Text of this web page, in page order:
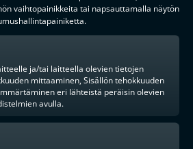
vaihtopainikkeita tai napsauttamalla näytön
ja/tai laitteella olevien tietojen
mittaaminen, Sisällön tehokkuuden
eri lähteistä peräisin olevien
avulla.